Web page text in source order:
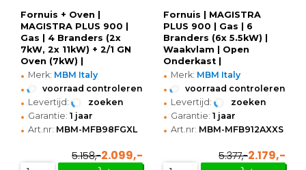
Fornuis + Oven |
MAGISTRA PLUS 900 |
Gas | 4 Branders (2x
7kW, 2x 11kW) + 2/1 GN
Oven (7kW) |
Waakvlam/Piëzo |
800x900x850(h)mm
• Merk: MBM Italy
• voorraad controleren
• Levertijd: zoeken
• Garantie: 1 jaar
• Art.nr: MBM-MFB98FGXL
5.158,-2.099,-
Fornuis | MAGISTRA
PLUS 900 | Gas | 6
Branders (6x 5.5kW) |
Waakvlam | Open
Onderkast |
1200x900x850(h)mm
• Merk: MBM Italy
• voorraad controleren
• Levertijd: zoeken
• Garantie: 1 jaar
• Art.nr: MBM-MFB912AXXS
5.377,-2.179,-